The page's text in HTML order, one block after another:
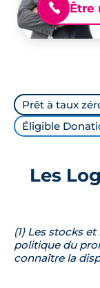
📞 Être
Prêt à taux
Éligible
Les
(1) Les stocks
politique du
connaître la